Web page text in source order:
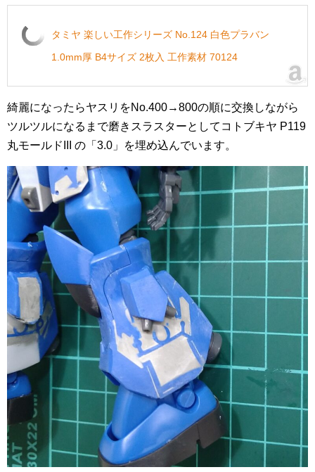
タミヤ 楽しい工作シリーズ No.124 白色プラバン
1.0mm厚 B4サイズ 2枚入 工作素材 70124
綺麗になったらヤスリをNo.400→800の順に交換しながら
ツルツルになるまで磨きスラスターとしてコトブキヤ P119
丸モールドIII の「3.0」を埋め込んでいます。